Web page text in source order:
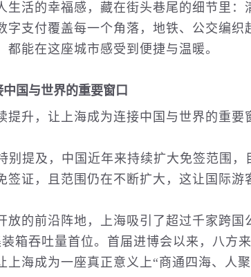
生活的幸福感，藏在街头巷尾的细节里：
字支付覆盖每一个角落，地铁、公交编织
都能在这座城市感受到便捷与温暖。
国与世界的重要窗口
提升，让上海成为连接中国与世界的重要
别提及，中国近年来持续扩大免签范围
签证，且范围仍在不断扩大，这让国际游
放的前沿阵地，上海吸引了超过千家跨
箱吞吐量首位。首届进博会以来，八方
上海成为一座真正意义上“商通四海、人聚